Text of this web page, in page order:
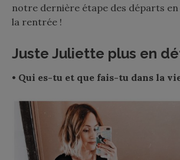
notre dernière étape des départs en
la rentrée !
Juste Juliette plus en
• Qui es-tu et que fais-tu dans la